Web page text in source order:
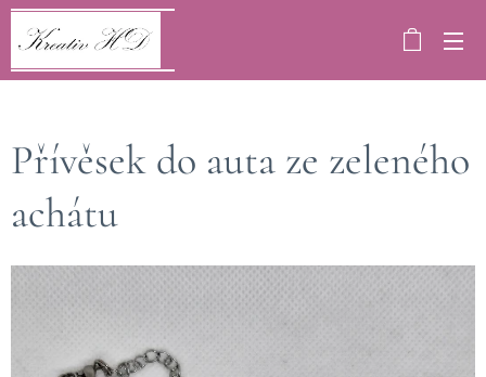
Přívěsek do auta ze zeleného
achátu